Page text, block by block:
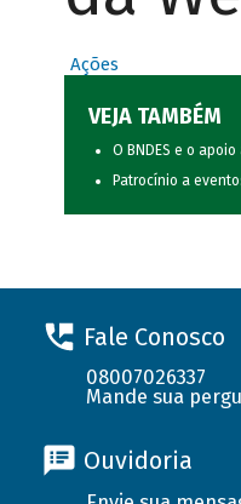
Ações
VEJA TAMBÉM
O BNDES e o
Patrocínio a
Fale Conosco
08007026337
Mande sua
Ouvidoria